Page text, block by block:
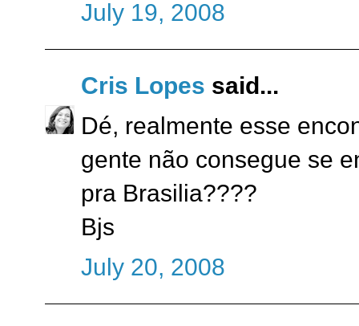
July 19, 2008
Cris Lopes said...
Dé, realmente esse
gente não consegue se
pra Brasilia????
Bjs
July 20, 2008